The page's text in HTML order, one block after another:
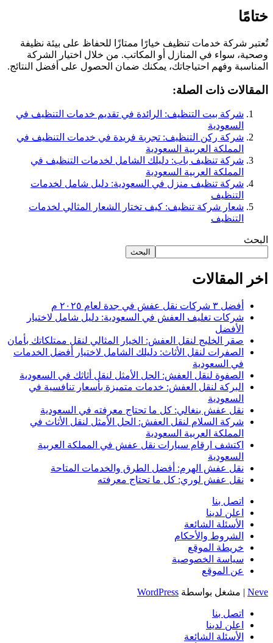
ختامًا
تُعتبر شركة خدمات تنظيف خيارًا ممتازًا للحفاظ على بيئة نظيفة
وصحية، سواء في المنازل أو المكاتب. من خلال اختيار الشركة
المناسبة وفهم احتياجاتك، يمكنك ضمان الحصول على أفضل النتائج.
المقالات ذات الصلة:
شركة بيت التنظيف: الرائدة في تقديم خدمات التنظيف في
السعودية
شركة ركن التنظيف: تجربة فريدة في خدمات التنظيف في
المملكة العربية السعودية
شركة تنظيف باب: دليلك الشامل لخدمات التنظيف في
المملكة العربية السعودية
شركة تنظيف منزل في السعودية: دليل شامل لخدمات
التنظيف
شعار شركة تنظيف: كيف تختار الشعار المثالي لخدمات
التنظيف
البحث
البحث
اخر المقالات
أفضل ٣ شركات نقل عفش في جدة لعام ٢٠٢٥ م
شركات تغليف العفش في السعودية: دليل شامل لاختيار
الأفضل
صقر الخليج لنقل العفش: الخيار المثالي لنقل ممتلكاتك بأمان
الصفرات لنقل الأثاث: دليلك الشامل لاختيار أفضل الخدمات
في السعودية
الصفوة لنقل العفش: الحل الأمثل لنقل أثاثك في السعودية
البركة لنقل العفش: خدمات متميزة بأسعار تنافسية في
السعودية
نقل عفش بنغالي: كل ما تحتاج معرفته في السعودية
شركة السلام لنقل العفش: الحل الأمثل لنقل الأثاث في
المملكة العربية السعودية
اكتشف ارقام سيارات نقل عفش في المملكة العربية
السعودية
نقل عفش الهرم: أفضل الطرق والخدمات المتاحة
نقل عفش لوري: كل ما تحتاج معرفته
اتصل بنا
اعلن لدينا
الأسئلة الشائعة
الشروط والأحكام
خريطة الموقع
سياسة الخصوصية
عن الموقع
Neve | مشغل بواسطة WordPress
اتصل بنا
اعلن لدينا
الأسئلة الشائعة